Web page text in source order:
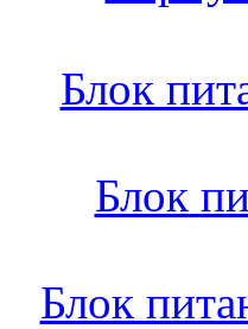
Блок
Блок
Блок